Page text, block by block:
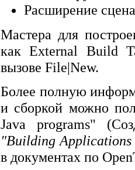
Расширение
Мастера для
как External Build
вызове File|New.
Более полную
и сборкой можно
Java programs"
"Building
в документах по